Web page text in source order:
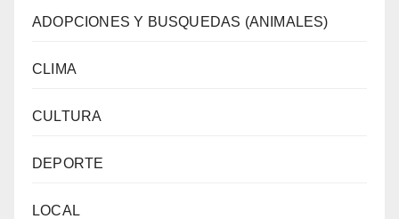
ADOPCIONES Y BUSQUEDAS (ANIMALES)
CLIMA
CULTURA
DEPORTE
LOCAL